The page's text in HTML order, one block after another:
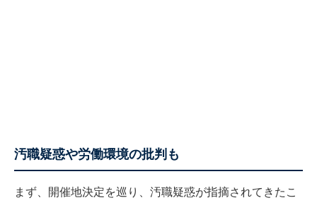
汚職疑惑や労働環境の批判も
まず、開催地決定を巡り、汚職疑惑が指摘されてきたこ